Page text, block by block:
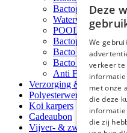
Bactogen
POOL
Bactoplus
Bacto Clair
Bacto Vase
Anti Fosfaat
Verzorging & welzijn
Polyesterwerken vijver
Koi karpers
Cadeaubon
Vijver- & zwembadtips
Deze
We
verkeer te
informatie
met onze
die deze
die zij